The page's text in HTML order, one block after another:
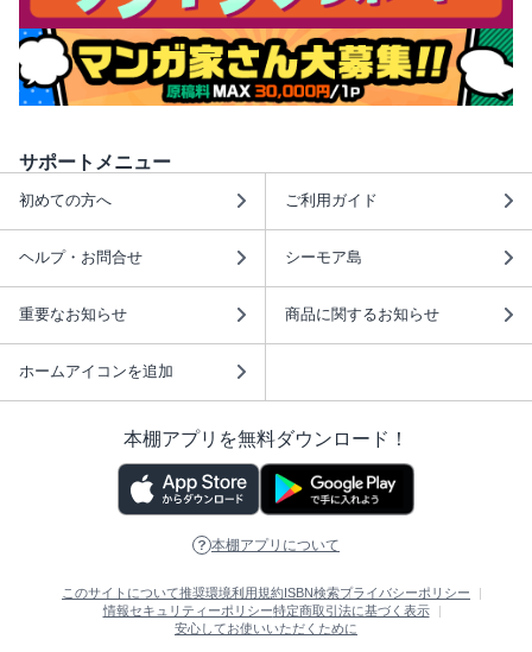
サポートメニュー
初めての方へ ご利用ガイド
ヘルプ・お問合せ シーモア島
重要なお知らせ 商品に関するお知らせ
ホームアイコンを追加
本棚アプリを無料ダウンロード！
本棚アプリについて
このサイトについて推奨環境利用規約ISBN検索プライバシーポリシー
情報セキュリティーポリシー特定商取引法に基づく表示
安心してお使いいただくために